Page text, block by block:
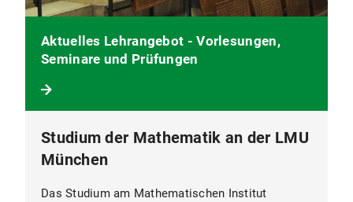
Studium der Mathematik an der LMU
München
Das Studium am Mathematischen Institut
Aktuelles Lehrangebot - Vorlesungen,
Seminare und Prüfungen